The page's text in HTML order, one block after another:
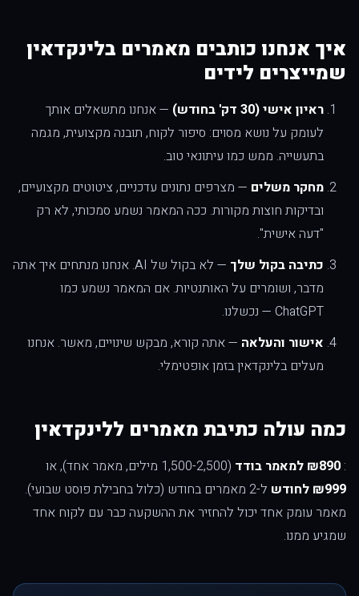
איך אנחנו כותבים מאמרים בלינקדאין
שמייצרים לידים
ראיון אישי (30 דק' בחודש)
— אנחנו מתשאלים אותך
לעומק על נושא מסוים: סיפור לקוח, תובנה מקצועית, מגמה
בתעשייה. ממש כמו עיתונאי טוב.
מחקר משלים — מצרפים נתונים עדכניים, ציטוטים מקצועיים,
ובדיקות חוצות מקורות. ככה המאמר נשמע סמכותי, לא רק
"דעה אישית".
כתיבה בקול שלך
— לא בקול של AI. אנחנו מנתחים איך אתה
מדבר, ושומרים על האותנטיות. אם המאמר נשמע כמו
ChatGPT — נכשלנו.
אישור והעלאה — אתה קורא, מבקש שינויים, מאשר. אנחנו
מעלים בלינקדאין בזמן אופטימלי.
כמה עולה כתיבת מאמרים ללינקדאין
: ₪890 למאמר בודד
(1,500-2,500 מילים, מאמר אחד), או
₪999 לחודש
ל-2 מאמרים בחודש (כלול בחבילת פוסט שבועי).
מאמר עומק אחד יכול להחזיר את ההשקעה כבר עם לקוח אחד
שמגיע ממנו.